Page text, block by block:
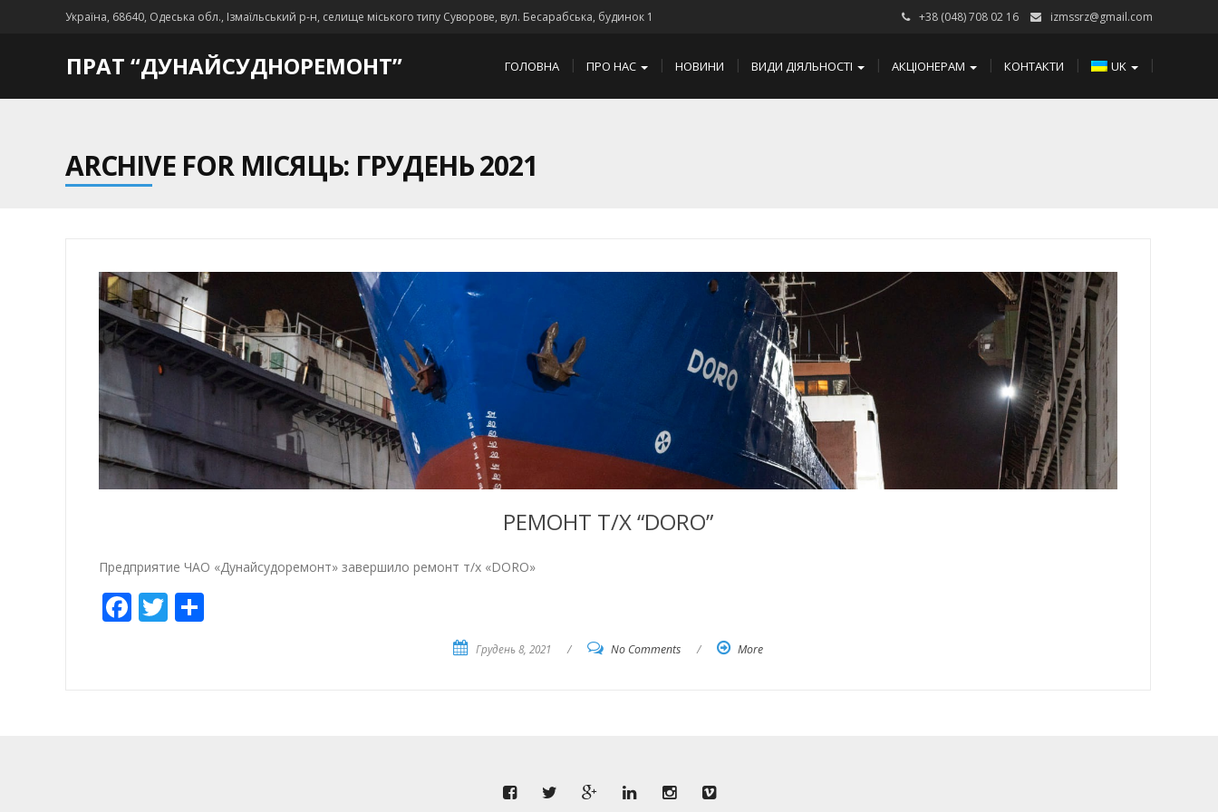
Україна, 68640, Одеська обл., Ізмаїльський р-н, селище міського типу Суворове, вул. Бесарабська, будинок 1 +38 (048) 708 02 16 izmssrz@gmail.com
ПРАТ “ДУНАЙСУДНОРЕМОНТ” ГОЛОВНА ПРО НАС НОВИНИ ВИДИ ДІЯЛЬНОСТІ АКЦІОНЕРАМ КОНТАКТИ UK
ARCHIVE FOR МІСЯЦЬ: ГРУДЕНЬ 2021
РЕМОНТ Т/Х “DORO”
Предприятие ЧАО «Дунайсудоремонт» завершило ремонт т/х «DORO»
Facebook
Twitter
Share
Грудень 8, 2021 / No Comments / More